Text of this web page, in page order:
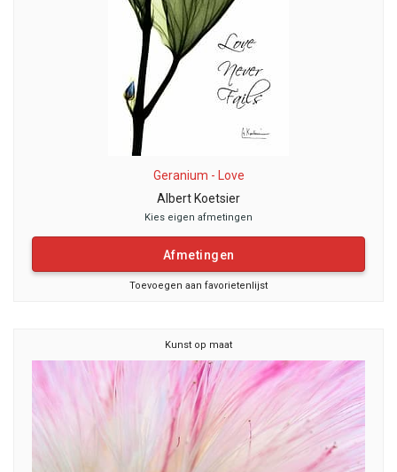
Geranium - Love
Albert Koetsier
Kies eigen afmetingen
Afmetingen
Toevoegen aan favorietenlijst
Kunst op maat